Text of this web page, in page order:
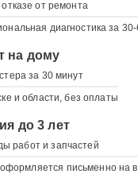
от ремонта
диагностика за
на дому
за 30 минут
и области, без оплаты
до 3 лет
работ и запчастей
письменно на
устройство
приедут в удобное для вас
удобное время
- мы подстраиваемся
время и модель устройства,
до 3 лет